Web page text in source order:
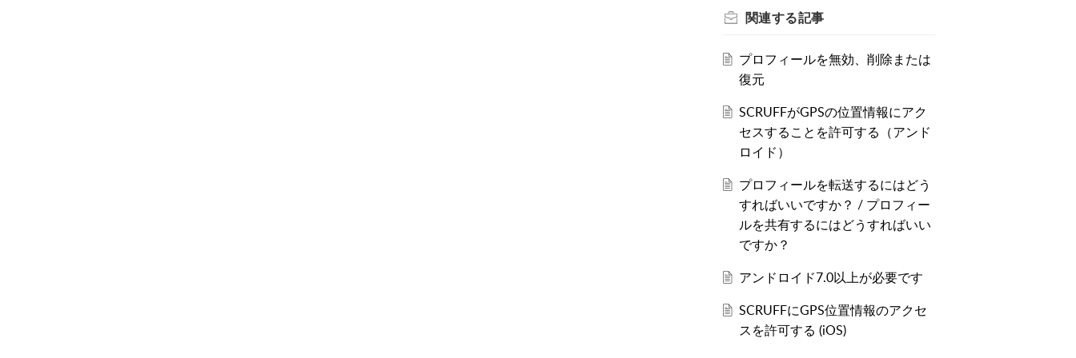
関連する記事
プロフィールを無効、削除または
復元
SCRUFFがGPSの位置情報にアク
セスすることを許可する（アンド
ロイド）
プロフィールを転送するにはどう
すればいいですか？ / プロフィー
ルを共有するにはどうすればいい
ですか？
アンドロイド7.0以上が必要です
SCRUFFにGPS位置情報のアクセ
スを許可する (iOS)